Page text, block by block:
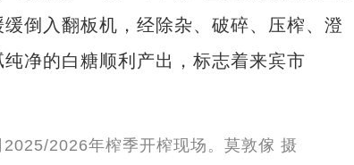
倒入翻板机，经除杂、破碎、压榨、澄
净的白糖顺利产出，标志着来宾市